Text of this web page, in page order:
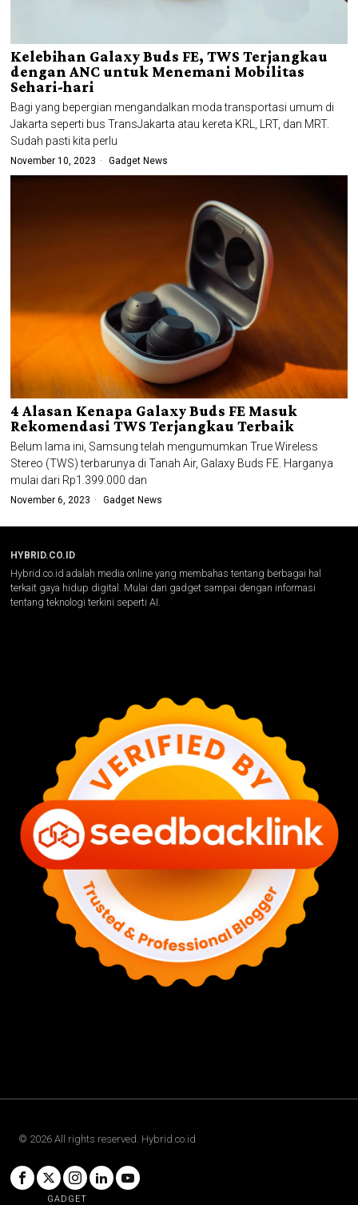
Kelebihan Galaxy Buds FE, TWS Terjangkau
dengan ANC untuk Menemani Mobilitas
Sehari-hari
Bagi yang bepergian mengandalkan moda transportasi umum di
Jakarta seperti bus TransJakarta atau kereta KRL, LRT, dan MRT.
Sudah pasti kita perlu
November 10, 2023 Gadget News
4 Alasan Kenapa Galaxy Buds FE Masuk
Rekomendasi TWS Terjangkau Terbaik
Belum lama ini, Samsung telah mengumumkan True Wireless
Stereo (TWS) terbarunya di Tanah Air, Galaxy Buds FE. Harganya
mulai dari Rp1.399.000 dan
November 6, 2023 Gadget News
HYBRID.CO.ID
Hybrid.co.id adalah media online yang membahas tentang berbagai hal
terkait gaya hidup digital. Mulai dari gadget sampai dengan informasi
tentang teknologi terkini seperti AI.
© 2026 All rights reserved. Hybrid.co.id
GADGET